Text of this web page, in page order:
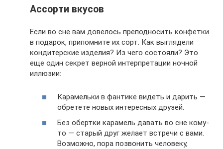
Ассорти вкусов
Если во сне вам довелось преподносить конфетки
в подарок, припомните их сорт. Как выглядели
кондитерские изделия? Из чего состояли? Это
еще один секрет верной интерпретации ночной
иллюзии:
Карамельки в фантике видеть и дарить —
обретете новых интересных друзей.
Без обертки карамель давать во сне кому-
то — старый друг желает встречи с вами.
Возможно, пора позвонить человеку,